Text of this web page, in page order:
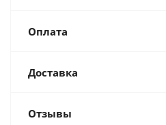
Оплата
Доставка
Отзывы